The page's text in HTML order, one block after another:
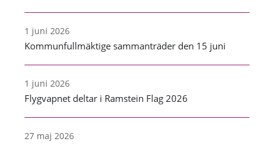
1 juni 2026
Kommunfullmäktige sammanträder den 15 juni
1 juni 2026
Flygvapnet deltar i Ramstein Flag 2026
27 maj 2026